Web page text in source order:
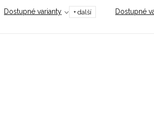
styl, kvalita nebo pohodlí.
Obleč si to nejměkčí tričko z
Dostupné varianty + další
se chvíli
čerstvě po
Dostupné